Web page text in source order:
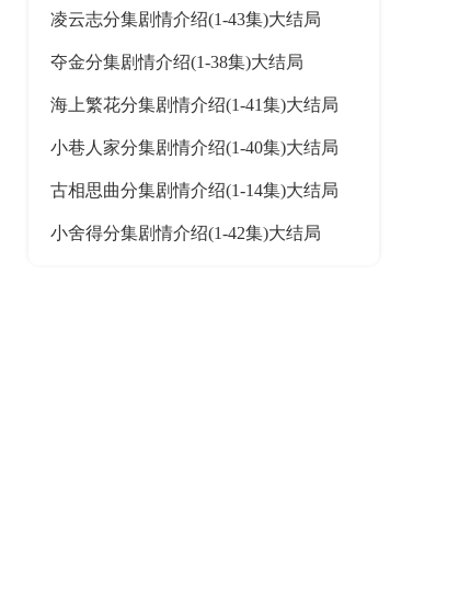
凌云志分集剧情介绍(1-43集)大结局
夺金分集剧情介绍(1-38集)大结局
海上繁花分集剧情介绍(1-41集)大结局
小巷人家分集剧情介绍(1-40集)大结局
古相思曲分集剧情介绍(1-14集)大结局
小舍得分集剧情介绍(1-42集)大结局